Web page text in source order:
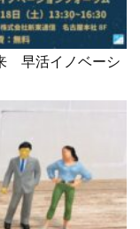
早活イノベーシ